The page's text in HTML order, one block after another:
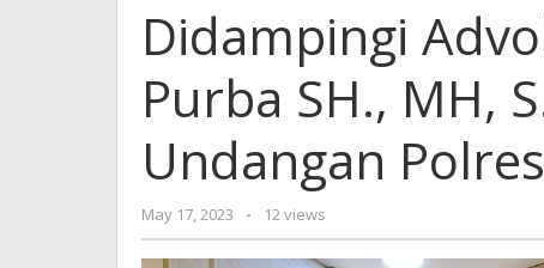
Dr
Martin
Purba
SH.,
S.Hondro
Penuhi
Pekanbaru
Didampingi
Purba SH., MH,
Undangan
May 17, 2023
by
Jurnalsiber
- 12 views